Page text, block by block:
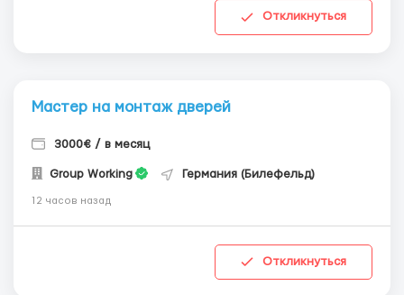
Откликнуться
Мастер на монтаж дверей
3000€ / в месяц
Group Working Германия (Билефельд)
12 часов назад
Откликнуться